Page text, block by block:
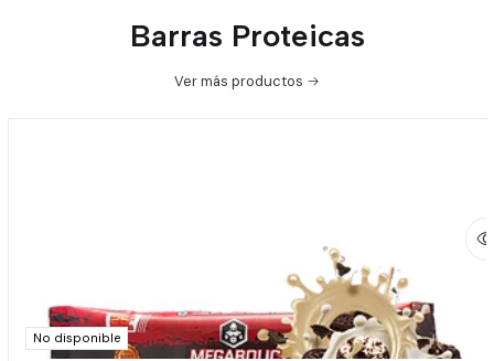
Barras Proteicas
Ver más productos
No disponible